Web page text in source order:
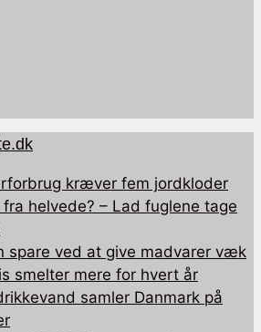
kræver fem jordkloder
helvede? – Lad fuglene tage
spare ved at give madvarer væk
smelter mere for hvert år
samler Danmark på